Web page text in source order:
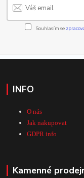
Souhlasím se
INFO
O nás
Jak nakupovat
GDPR info
Kamenné